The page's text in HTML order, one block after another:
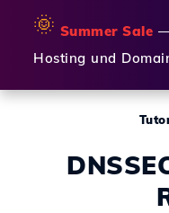
🌞 Summer Sale
Hosting und